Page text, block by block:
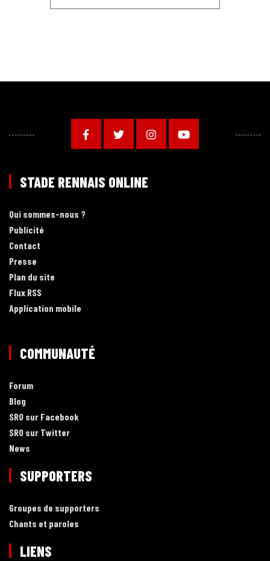
STADE RENNAIS ONLINE
Qui sommes-nous ?
Publicité
Contact
Presse
Plan du site
Flux RSS
Application mobile
COMMUNAUTÉ
Forum
Blog
SRO sur Facebook
SRO sur Twitter
News
SUPPORTERS
Groupes de supporters
Chants et paroles
LIENS